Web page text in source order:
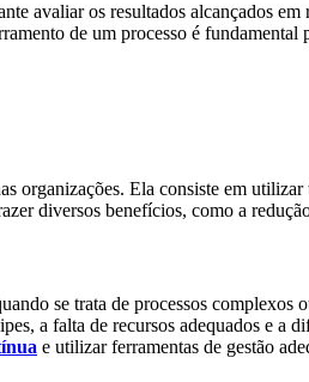
avaliar os resultados alcançados
de um processo é
organizações. Ela consiste em
diversos benefícios, como a
se trata de processos
a falta de recursos adequados e a
e utilizar ferramentas de gestão